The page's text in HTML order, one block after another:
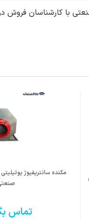
کوپله مستقیم
با کارشناسان فروش
تماس